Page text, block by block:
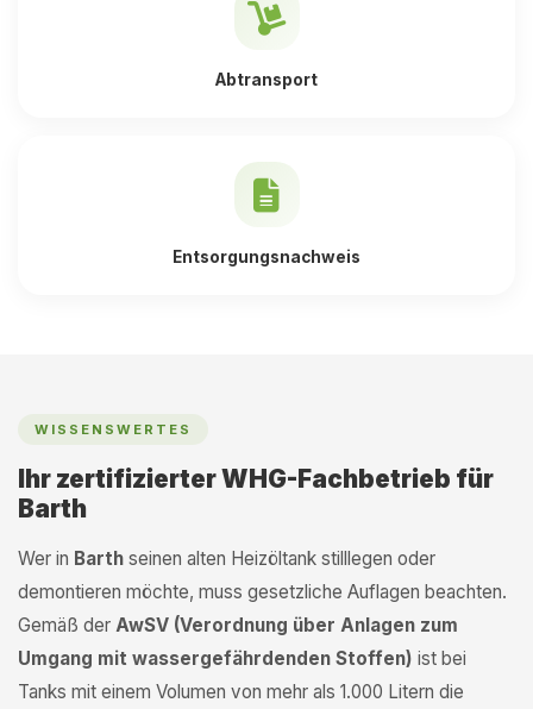
Abtransport
Entsorgungsnachweis
WISSENSWERTES
Ihr zertifizierter WHG-Fachbetrieb für
Barth
Wer in Barth seinen alten Heizöltank stilllegen oder
demontieren möchte, muss gesetzliche Auflagen beachten.
Gemäß der AwSV (Verordnung über Anlagen zum
Umgang mit wassergefährdenden Stoffen) ist bei
Tanks mit einem Volumen von mehr als 1.000 Litern die